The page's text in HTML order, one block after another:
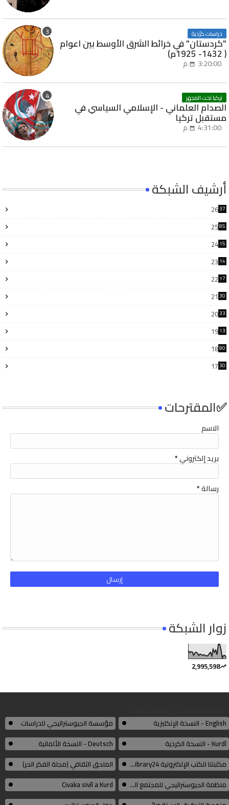
دراسات كرُدية
"كردستان" في خرائط الشرق الأوسط بين اعوام
( 1432- 1925م)
3:20:00 م
تركيا تحت المجهر
الصدام العلماني - الإسلامي السياسي في
مستقبل تركيا
4:31:00 م
أرشيف الشبكة
2637
2585
2415
6
23 14
6
2217
3
21 30
6
2033
8
1913
7
1880
1730
4
✅المقترحات
الاسم
بريد إلكتروني*
رسالة*
زوار الشبكة
2,995,598
مؤسسة الجيوستراتيجي للدراسات
English - النسخة الإنكليزية
Deutsch - النسخة الألمانية
Kurdî - النسخة الكردية
الملحق الثقافي (مجلة الفكر الحر)
مكتبتنا للكتب الإلكترونية Thelibrary24
Civaka sivîl a Kurd
منظمة الجيوستراتيجي للمجتمع المدني الكوردي